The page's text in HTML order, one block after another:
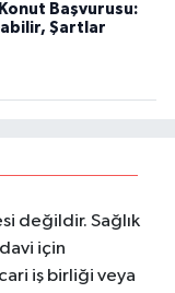
Başvurusu:
Şartlar
değildir. Sağlık
için
iş birliği veya